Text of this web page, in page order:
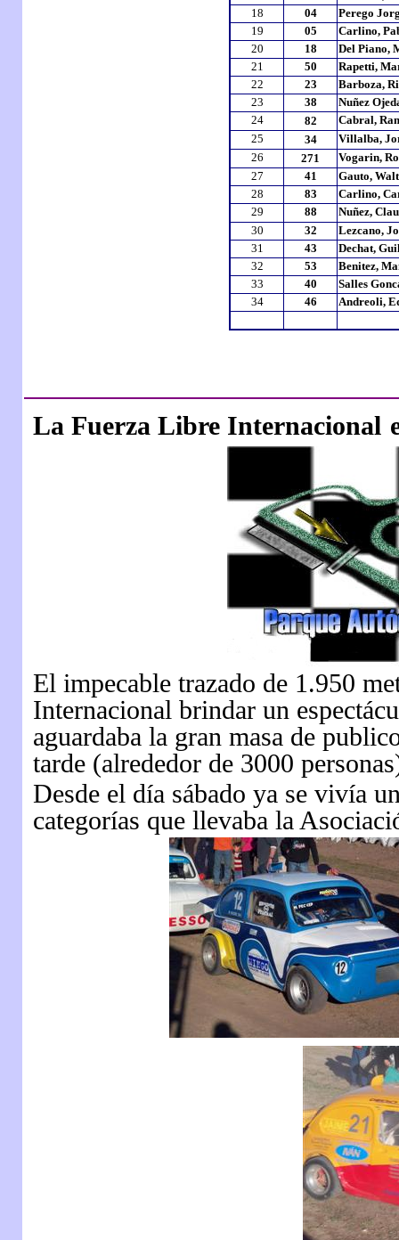
18
04
Perego
19
05
Carlino,
20
18
Del Piano,
21
50
Rapetti,
22
23
Barboza,
23
38
Nuñez
24
82
Cabral,
25
34
Villalba,
26
271
Vogarin,
27
41
Gauto,
28
83
Carlino,
29
88
Nuñez,
30
32
Lezcano,
31
43
Dechat,
32
53
Benitez,
33
40
Salles
34
46 Andreoli,
La Fuerza Libre Internacional
El impecable trazado de 1.950
Internacional brindar un
aguardaba la gran masa de
tarde (alrededor de 3000
Desde el día sábado ya se vivía
categorías que llevaba la